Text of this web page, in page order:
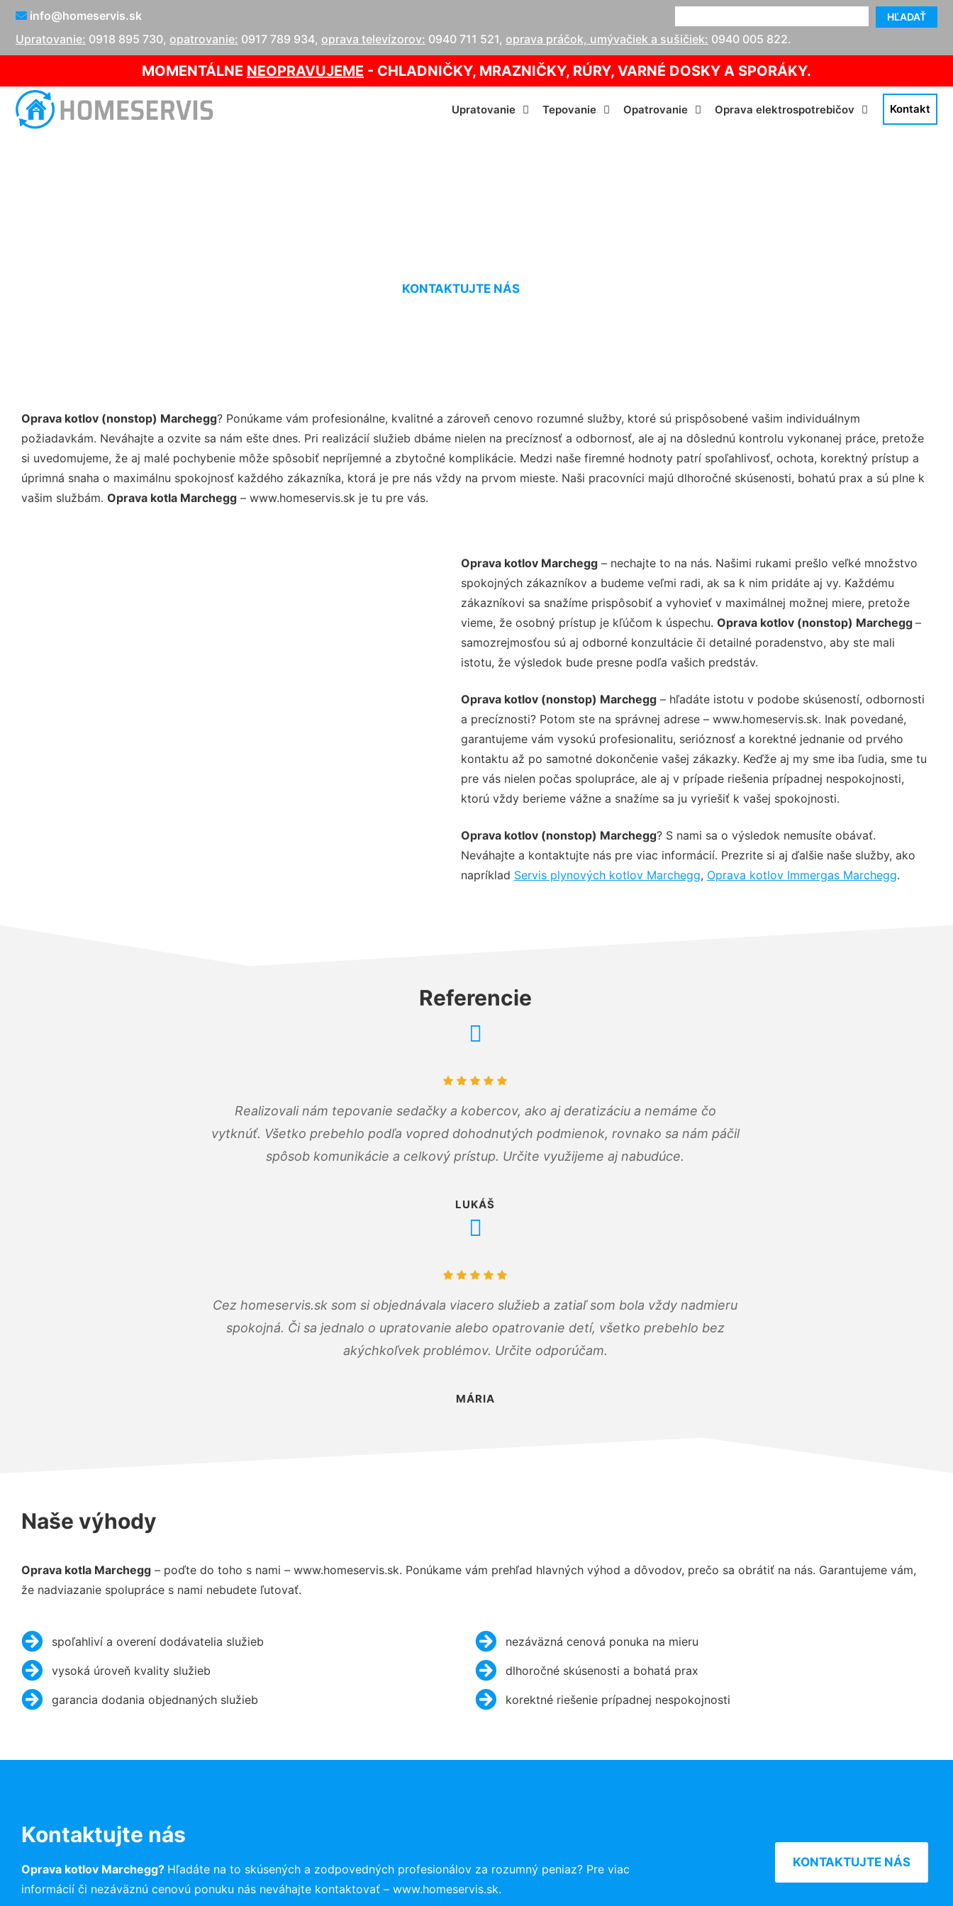
HĽADAŤ
info@homeservis.sk
Upratovanie: 0918 895 730, opatrovanie: 0917 789 934, oprava televízorov: 0940 711 521, oprava práčok, umývačiek a sušičiek: 0940 005 822.
MOMENTÁLNE NEOPRAVUJEME - CHLADNIČKY, MRAZNIČKY, RÚRY, VARNÉ DOSKY A SPORÁKY.
Upratovanie Tepovanie Opatrovanie Oprava elektrospotrebičov Kontakt
KONTAKTUJTE NÁS
Oprava kotlov (nonstop) Marchegg? Ponúkame vám profesionálne, kvalitné a zároveň cenovo rozumné služby, ktoré sú prispôsobené vašim individuálnym
požiadavkám. Neváhajte a ozvite sa nám ešte dnes. Pri realizácií služieb dbáme nielen na precíznosť a odbornosť, ale aj na dôslednú kontrolu vykonanej práce, pretože
si uvedomujeme, že aj malé pochybenie môže spôsobiť nepríjemné a zbytočné komplikácie. Medzi naše firemné hodnoty patrí spoľahlivosť, ochota, korektný prístup a
úprimná snaha o maximálnu spokojnosť každého zákazníka, ktorá je pre nás vždy na prvom mieste. Naši pracovníci majú dlhoročné skúsenosti, bohatú prax a sú plne k
vašim službám. Oprava kotla Marchegg – www.homeservis.sk je tu pre vás.
Oprava kotlov Marchegg– nechajte to na nás. Našimi rukami prešlo veľké množstvo
spokojných zákazníkov a budeme veľmi radi, ak sa k nim pridáte aj vy. Každému
zákazníkovi sa snažíme prispôsobiť a vyhovieť v maximálnej možnej miere, pretože
vieme, že osobný prístup je kľúčom k úspechu. Oprava kotlov (nonstop) Marchegg –
samozrejmosťou sú aj odborné konzultácie či detailné poradenstvo, aby ste mali
istotu, že výsledok bude presne podľa vašich predstáv.
Oprava kotlov (nonstop) Marchegg– hľadáte istotu v podobe skúseností, odbornosti
a precíznosti? Potom ste na správnej adrese – www.homeservis.sk. Inak povedané,
garantujeme vám vysokú profesionalitu, serióznosť a korektné jednanie od prvého
kontaktu až po samotné dokončenie vašej zákazky. Keďže aj my sme iba ľudia, sme tu
pre vás nielen počas spolupráce, ale aj v prípade riešenia prípadnej nespokojnosti,
ktorú vždy berieme vážne a snažíme sa ju vyriešiť k vašej spokojnosti.
Oprava kotlov (nonstop) Marchegg? S nami sa o výsledok nemusíte obávať.
Neváhajte a kontaktujte nás pre viac informácií. Prezrite si aj ďalšie naše služby, ako
napríklad Servis plynových kotlov Marchegg, Oprava kotlov Immergas Marchegg.
Referencie
Realizovali nám tepovanie sedačky a kobercov, ako aj deratizáciu a nemáme čo
vytknúť. Všetko prebehlo podľa vopred dohodnutých podmienok, rovnako sa nám páčil
spôsob komunikácie a celkový prístup. Určite využijeme aj nabudúce.
LUKÁŠ
Cez homeservis.sk som si objednávala viacero služieb a zatiaľ som bola vždy nadmieru
spokojná. Či sa jednalo o upratovanie alebo opatrovanie detí, všetko prebehlo bez
akýchkoľvek problémov. Určite odporúčam.
MÁRIA
Naše výhody
Oprava kotla Marchegg – poďte do toho s nami – www.homeservis.sk. Ponúkame vám prehľad hlavných výhod a dôvodov, prečo sa obrátiť na nás. Garantujeme vám,
že nadviazanie spolupráce s nami nebudete ľutovať.
spoľahliví a overení dodávatelia služieb
vysoká úroveň kvality služieb
garancia dodania objednaných služieb
nezáväzná cenová ponuka na mieru
dlhoročné skúsenosti a bohatá prax
korektné riešenie prípadnej nespokojnosti
Kontaktujte nás
Oprava kotlov Marchegg? Hľadáte na to skúsených a zodpovedných profesionálov za rozumný peniaz? Pre viac
informácií či nezáväznú cenovú ponuku nás neváhajte kontaktovať – www.homeservis.sk.
KONTAKTUJTE NÁS